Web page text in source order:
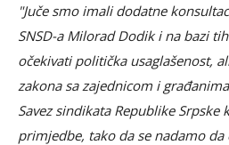
"Juče smo imali dodatne
SNSD-a Milorad Dodik i na bazi
očekivati politička usaglašenost,
zakona sa zajednicom i
Savez sindikata Republike Srpske
primjedbe, tako da se nadamo